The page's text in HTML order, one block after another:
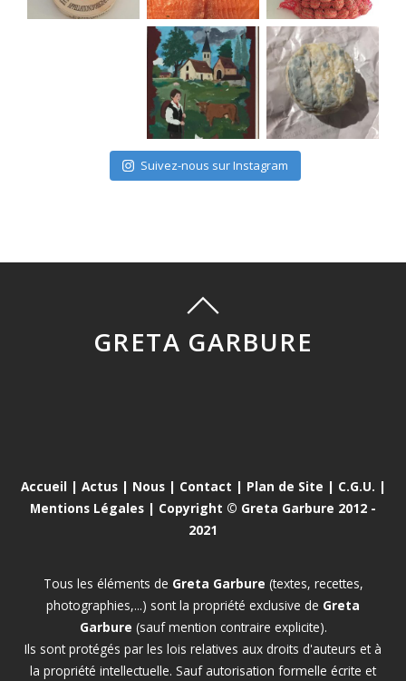
Suivez-nous sur Instagram
GRETA GARBURE
Accueil | Actus| Nous| Contact | Plan de Site | C.G.U. |
Mentions Légales | Copyright © Greta Garbure 2012 -
2021
Tous les éléments de Greta Garbure (textes, recettes,
photographies,...) sont la propriété exclusive de Greta
Garbure (sauf mention contraire explicite).
Ils sont protégés par les lois relatives aux droits d'auteurs et à
la propriété intellectuelle. Sauf autorisation formelle écrite et